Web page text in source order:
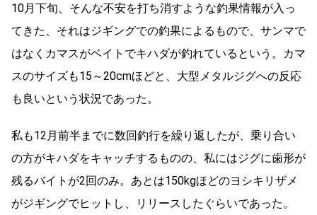
10月下旬、そんな不安を打ち消すような釣果情報が入っ
てきた、それはジギングでの釣果によるもので、サンマで
はなくカマスがベイトでキハダが釣れているという。カマ
スのサイズも15～20cmほどと、大型メタルジグへの反応
も良いという状況であった。
私も12月前半までに数回釣行を繰り返したが、乗り合い
の方がキハダをキャッチするものの、私にはジグに歯形が
残るバイトが2回のみ。あとは150kgほどのヨシキリザメ
がジギングでヒットし、リリースしたぐらいであった。